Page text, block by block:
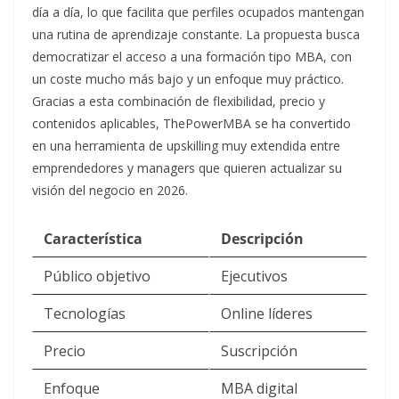
día a día, lo que facilita que perfiles ocupados mantengan
una rutina de aprendizaje constante. La propuesta busca
democratizar el acceso a una formación tipo MBA, con
un coste mucho más bajo y un enfoque muy práctico.
Gracias a esta combinación de flexibilidad, precio y
contenidos aplicables, ThePowerMBA se ha convertido
en una herramienta de upskilling muy extendida entre
emprendedores y managers que quieren actualizar su
visión del negocio en 2026.
Característica
Descripción
Público objetivo
Ejecutivos
Tecnologías
Online líderes
Precio
Suscripción
Enfoque
MBA digital​